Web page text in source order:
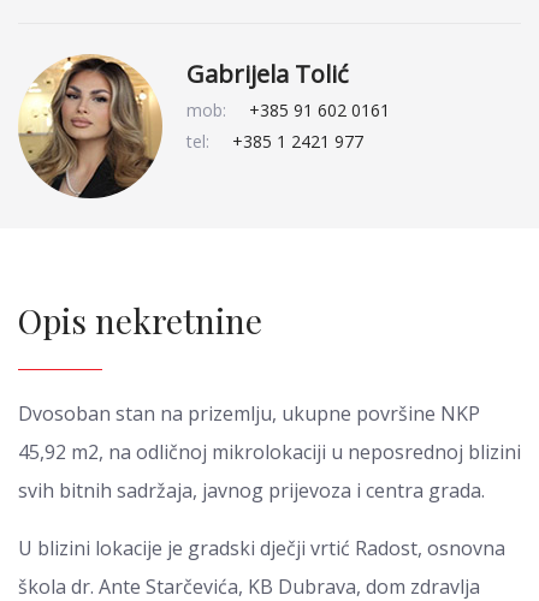
Gabrijela Tolić
mob:
+385 91 602 0161
tel:
+385 1 2421 977
Opis nekretnine
Dvosoban stan na prizemlju, ukupne površine NKP
45,92 m2, na odličnoj mikrolokaciji u neposrednoj blizini
svih bitnih sadržaja, javnog prijevoza i centra grada.
U blizini lokacije je gradski dječji vrtić Radost, osnovna
škola dr. Ante Starčevića, KB Dubrava, dom zdravlja